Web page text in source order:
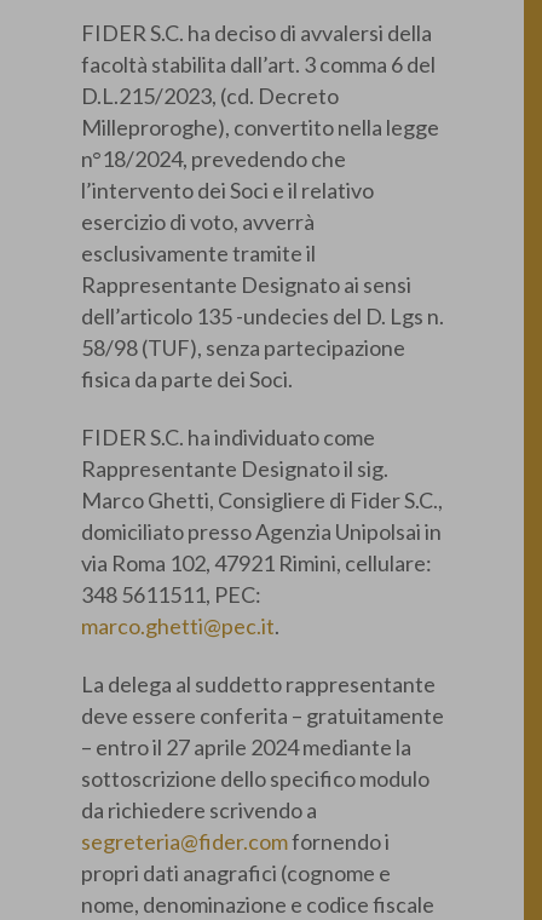
FIDER S.C. ha deciso di avvalersi della
facoltà stabilita dall’art. 3 comma 6 del
D.L.215/2023, (cd. Decreto
Milleproroghe), convertito nella legge
n°18/2024, prevedendo che
l’intervento dei Soci e il relativo
esercizio di voto, avverrà
esclusivamente tramite il
Rappresentante Designato ai sensi
dell’articolo 135 -undecies del D. Lgs n.
58/98 (TUF), senza partecipazione
fisica da parte dei Soci.
FIDER S.C. ha individuato come
Rappresentante Designato il sig.
Marco Ghetti, Consigliere di Fider S.C.,
domiciliato presso Agenzia Unipolsai in
via Roma 102, 47921 Rimini, cellulare:
348 5611511, PEC:
marco.ghetti@pec.it.
La delega al suddetto rappresentante
deve essere conferita – gratuitamente
– entro il 27 aprile 2024 mediante la
sottoscrizione dello specifico modulo
da richiedere scrivendo a
segreteria@fider.comfornendo i
propri dati anagrafici (cognome e
nome, denominazione e codice fiscale